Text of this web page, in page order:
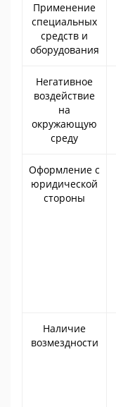
Применение
специальных
средств и
оборудования
Негативное
воздействие
на
окружающую
среду
Оформление с
юридической
стороны
Наличие
возмездности